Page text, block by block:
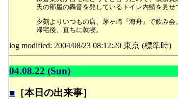
氏の部屋の轟音を発しているトイレ内鯖を見せ
夕刻よりいつもの店、茅ヶ崎『海舟』で飲み会。
帰宅後、直ちに就寝。
log modified: 2004/08/23 08:12:20 東京 (標準時)
04.08.22 (Sun)
■ ［本日の出来事］